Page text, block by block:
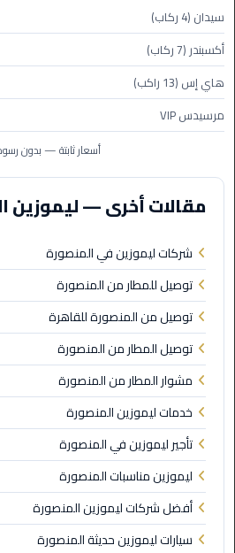
ليموزين
المطار
ليموزين
البحر
من
مطار
القاهرة
ليموزين
مطار
القاهرة
ليموزين
السخنة
ليموزين
مطار
سفنكس
ليموزين
القاهرة
اسكندرية
سيدان (4 ركاب)
أكسبندر (7 ركاب)
هاي إس (13 راكب)
مرسيدس VIP
أسعار ثابتة — بدون
مقالات أخرى — ليموزين
شركات ليموزين في المنصورة
توصيل للمطار من المنصورة
توصيل من المنصورة للقاهرة
توصيل المطار من المنصورة
مشوار المطار من المنصورة
خدمات ليموزين المنصورة
تأجير ليموزين في المنصورة
ليموزين مناسبات المنصورة
أفضل شركات ليموزين المنصورة
سيارات ليموزين حديثة المنصورة